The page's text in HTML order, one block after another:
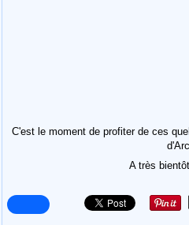
C'est le moment de profiter de ces
A très